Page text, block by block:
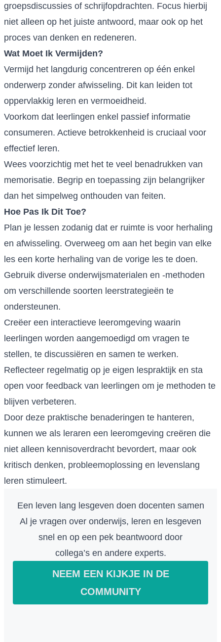
groepsdiscussies of schrijfopdrachten. Focus hierbij
niet alleen op het juiste antwoord, maar ook op het
proces van denken en redeneren.
Wat Moet Ik Vermijden?
Vermijd het langdurig concentreren op één enkel
onderwerp zonder afwisseling. Dit kan leiden tot
oppervlakkig leren en vermoeidheid.
Voorkom dat leerlingen enkel passief informatie
consumeren. Actieve betrokkenheid is cruciaal voor
effectief leren.
Wees voorzichtig met het te veel benadrukken van
memorisatie. Begrip en toepassing zijn belangrijker
dan het simpelweg onthouden van feiten.
Hoe Pas Ik Dit Toe?
Plan je lessen zodanig dat er ruimte is voor herhaling
en afwisseling. Overweeg om aan het begin van elke
les een korte herhaling van de vorige les te doen.
Gebruik diverse onderwijsmaterialen en -methoden
om verschillende soorten leerstrategieën te
ondersteunen.
Creëer een interactieve leeromgeving waarin
leerlingen worden aangemoedigd om vragen te
stellen, te discussiëren en samen te werken.
Reflecteer regelmatig op je eigen lespraktijk en sta
open voor feedback van leerlingen om je methoden te
blijven verbeteren.
Door deze praktische benaderingen te hanteren,
kunnen we als leraren een leeromgeving creëren die
niet alleen kennisoverdracht bevordert, maar ook
kritisch denken, probleemoplossing en levenslang
leren stimuleert.
Een leven lang lesgeven doen docenten samen
Al je vragen over onderwijs, leren en lesgeven
snel en op een pek beantwoord door
collega’s en andere experts.
NEEM EEN KIJKJE IN DE
COMMUNITY